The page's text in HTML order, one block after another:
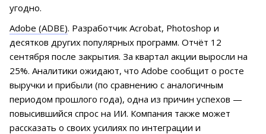
угодно.
Adobe (ADBE). Разработчик Acrobat, Photoshop и
десятков других популярных программ. Отчёт 12
сентября после закрытия. За квартал акции выросли на
25%. Аналитики ожидают, что Adobe сообщит о росте
выручки и прибыли (по сравнению с аналогичным
периодом прошлого года), одна из причин успехов —
повысившийся спрос на ИИ. Компания также может
рассказать о своих усилиях по интеграции и